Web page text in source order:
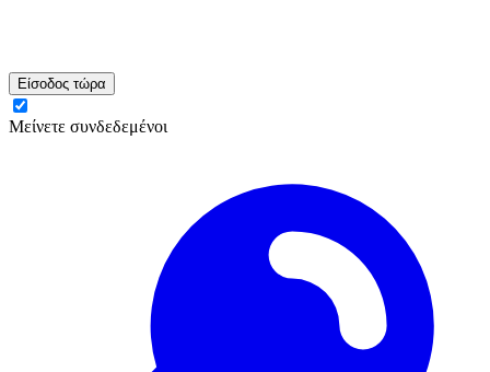
Είσοδος τώρα
Μείνετε συνδεδεμένοι